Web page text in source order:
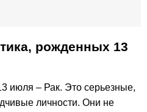
рожденных 13
июля – Рак. Это серьезные,
личности. Они не